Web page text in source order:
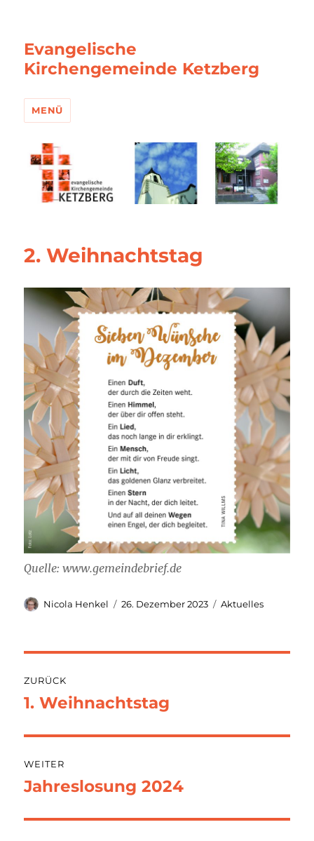
Evangelische
Kirchengemeinde Ketzberg
MENÜ
2. Weihnachtstag
Quelle: www.gemeindebrief.de
Autor
Nicola Henkel
Veröffentlicht
26. Dezember 2023 Kategorien
Aktuelles
ZURÜCK
Vorheriger
1. Weihnachtstag
WEITER
Nächster
Jahreslosung 2024